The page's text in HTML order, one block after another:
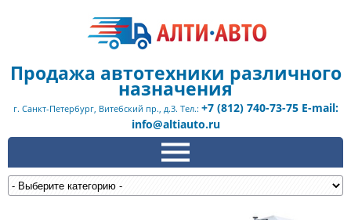
Продажа автотехники различного
назначения
г. Санкт-Петербург, Витебский пр., д.3. Тел.: +7 (812) 740-73-75 E-mail:
info@altiauto.ru